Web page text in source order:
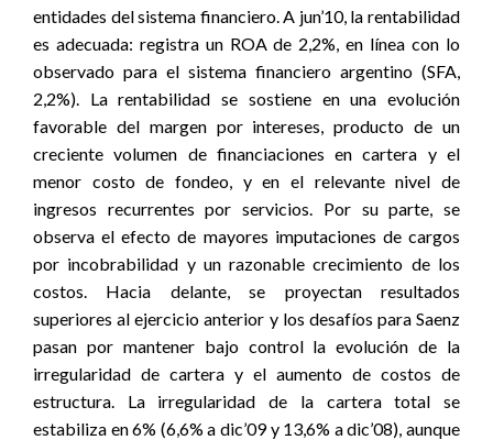
entidades del sistema financiero. A jun’10, la rentabilidad
es adecuada: registra un ROA de 2,2%, en línea con lo
observado para el sistema financiero argentino (SFA,
2,2%). La rentabilidad se sostiene en una evolución
favorable del margen por intereses, producto de un
creciente volumen de financiaciones en cartera y el
menor costo de fondeo, y en el relevante nivel de
ingresos recurrentes por servicios. Por su parte, se
observa el efecto de mayores imputaciones de cargos
por incobrabilidad y un razonable crecimiento de los
costos. Hacia delante, se proyectan resultados
superiores al ejercicio anterior y los desafíos para Saenz
pasan por mantener bajo control la evolución de la
irregularidad de cartera y el aumento de costos de
estructura. La irregularidad de la cartera total se
estabiliza en 6% (6,6% a dic’09 y 13,6% a dic’08), aunque